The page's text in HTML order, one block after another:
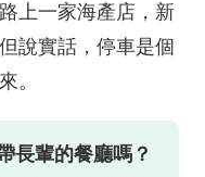
上一家海產店，新
說實話，停車是個
。
長輩的餐廳嗎？